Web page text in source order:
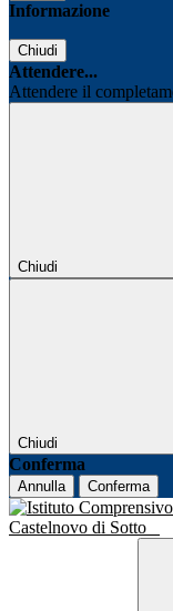
Informazione
Chiudi
Attendere...
Attendere il
Chiudi
Chiudi
Conferma
Annulla Conferma
Castelnovo di Sotto